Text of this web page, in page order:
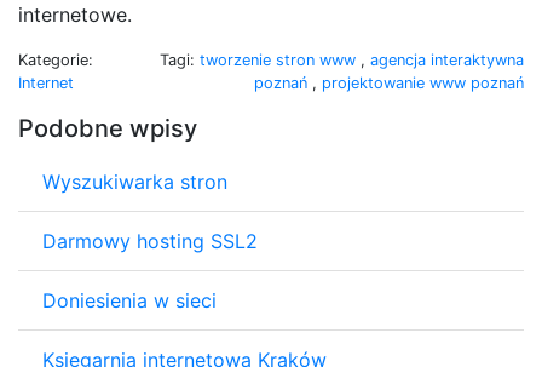
internetowe.
Kategorie:
Internet
Tagi: tworzenie stron www , agencja interaktywna
poznań , projektowanie www poznań
Podobne wpisy
Wyszukiwarka stron
Darmowy hosting SSL2
Doniesienia w sieci
Księgarnia internetowa Kraków